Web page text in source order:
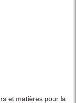
et matières pour la